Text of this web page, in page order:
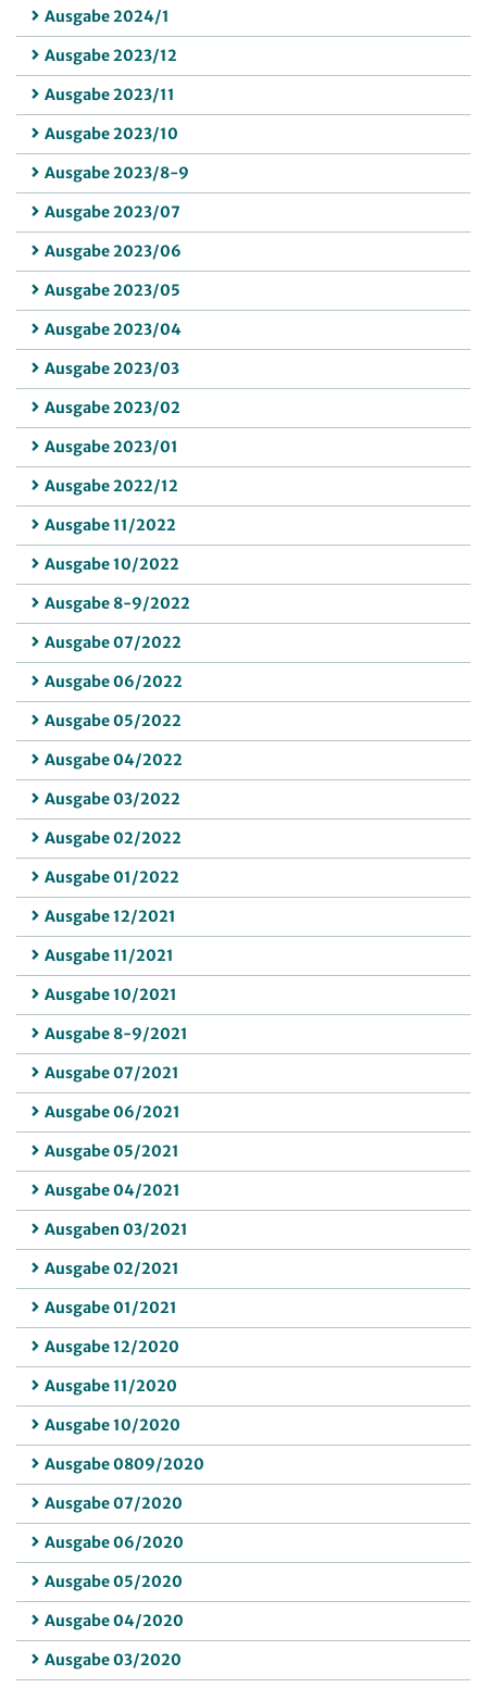
Ausgabe 2024/1
Ausgabe 2023/12
Ausgabe 2023/11
Ausgabe 2023/10
Ausgabe 2023/8-9
Ausgabe 2023/07
Ausgabe 2023/06
Ausgabe 2023/05
Ausgabe 2023/04
Ausgabe 2023/03
Ausgabe 2023/02
Ausgabe 2023/01
Ausgabe 2022/12
Ausgabe 11/2022
Ausgabe 10/2022
Ausgabe 8-9/2022
Ausgabe 07/2022
Ausgabe 06/2022
Ausgabe 05/2022
Ausgabe 04/2022
Ausgabe 03/2022
Ausgabe 02/2022
Ausgabe 01/2022
Ausgabe 12/2021
Ausgabe 11/2021
Ausgabe 10/2021
Ausgabe 8-9/2021
Ausgabe 07/2021
Ausgabe 06/2021
Ausgabe 05/2021
Ausgabe 04/2021
Ausgaben 03/2021
Ausgabe 02/2021
Ausgabe 01/2021
Ausgabe 12/2020
Ausgabe 11/2020
Ausgabe 10/2020
Ausgabe 0809/2020
Ausgabe 07/2020
Ausgabe 06/2020
Ausgabe 05/2020
Ausgabe 04/2020
Ausgabe 03/2020